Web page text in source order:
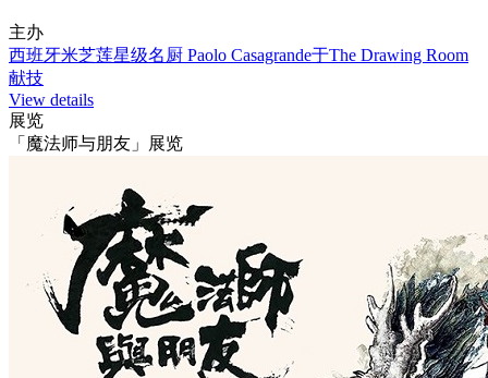
主办
西班牙米芝莲星级名厨 Paolo Casagrande于The Drawing Room
献技
View details
展览
「魔法师与朋友」展览